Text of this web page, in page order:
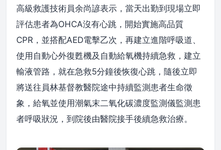
高級救護技術員余尚諺表示，當天出勤到現場立即
評估患者為OHCA沒有心跳，開始實施高品質
CPR，並搭配AED電擊乙次，再建立進階呼吸道、
使用自動心外復甦機及自動給氧機持續急救，建立
輸液管路，就在急救5分鐘後恢復心跳，隨後立即
將送往員林基督教醫院途中持續監測患者生命徵
象，給氧並使用潮氣末二氧化碳濃度監測儀監測患
者呼吸狀況，到院後由醫院接手後續急救治療。